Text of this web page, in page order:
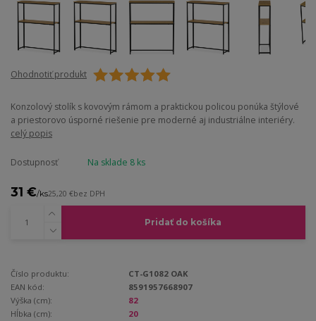
Ohodnotiť produkt
Konzolový stolík s kovovým rámom a praktickou policou ponúka štýlové
a priestorovo úsporné riešenie pre moderné aj industriálne interiéry.
celý popis
Dostupnosť Na sklade 8 ks
31 €/ks25,20 €bez DPH
Pridať do košíka
Číslo produktu:
CT-G1082 OAK
EAN kód:
8591957668907
Výška (cm):
82
Hĺbka (cm):
20